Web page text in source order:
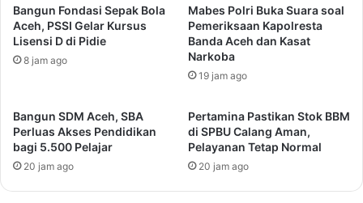
Bangun Fondasi Sepak Bola
Aceh, PSSI Gelar Kursus
Lisensi D di Pidie
8 jam ago
Mabes Polri Buka Suara soal
Pemeriksaan Kapolresta
Banda Aceh dan Kasat
Narkoba
19 jam ago
Bangun SDM Aceh, SBA
Perluas Akses Pendidikan
bagi 5.500 Pelajar
20 jam ago
Pertamina Pastikan Stok BBM
di SPBU Calang Aman,
Pelayanan Tetap Normal
20 jam ago